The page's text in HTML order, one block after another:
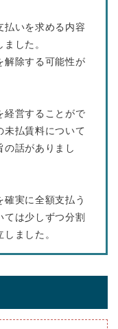
払いを求める内容
した。
解除する可能性が
経営することがで
未払賃料について
の話がありまし
実に全額支払う
ては少しずつ分割
ました。